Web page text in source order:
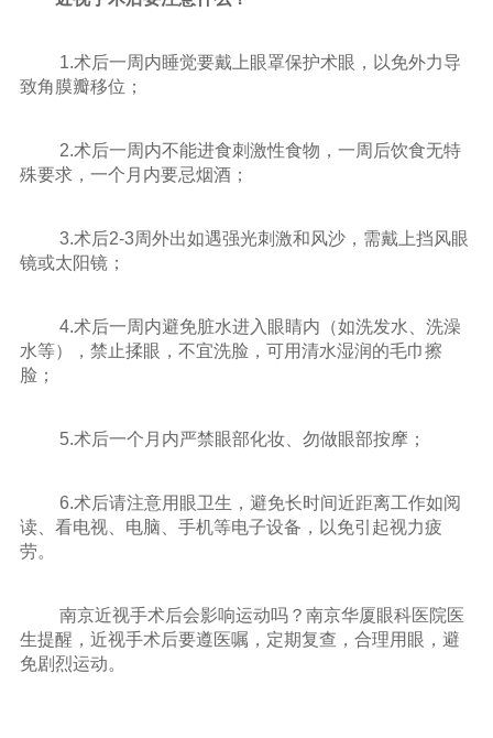
1.术后一周内睡觉要戴上眼罩保护术眼，以免外力导
致角膜瓣移位；
2.术后一周内不能进食刺激性食物，一周后饮食无特
殊要求，一个月内要忌烟酒；
3.术后2-3周外出如遇强光刺激和风沙，需戴上挡风眼
镜或太阳镜；
4.术后一周内避免脏水进入眼睛内（如洗发水、洗澡
水等），禁止揉眼，不宜洗脸，可用清水湿润的毛巾擦
脸；
5.术后一个月内严禁眼部化妆、勿做眼部按摩；
6.术后请注意用眼卫生，避免长时间近距离工作如阅
读、看电视、电脑、手机等电子设备，以免引起视力疲
劳。
南京近视手术后会影响运动吗？南京华厦眼科医院医
生提醒，近视手术后要遵医嘱，定期复查，合理用眼，避
免剧烈运动。